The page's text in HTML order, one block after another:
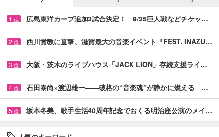
1 位 広島東洋カープ追加3試合決定！ 9/25巨人戦などチケッ…
2 位 西川貴教に直撃、滋賀最大の音楽イベント『FEST. INAZU…
3 位 大阪・茨木のライブハウス「JACK LION」存続支援ライ…
4 位 石田泰尚×渡辺雄一――破格の“音楽魂”が静かに燃える …
5 位 坂本冬美、歌手生活40周年記念でおくる明治座公演のメイ…